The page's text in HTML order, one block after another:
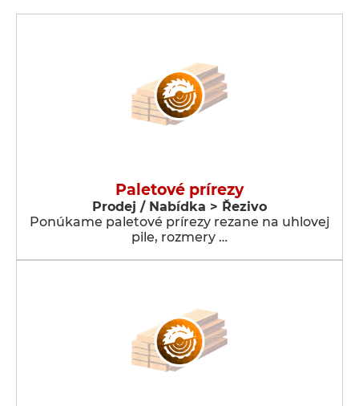
Paletové prírezy
Prodej / Nabídka > Řezivo
Ponúkame paletové prírezy rezane na uhlovej
pile, rozmery …